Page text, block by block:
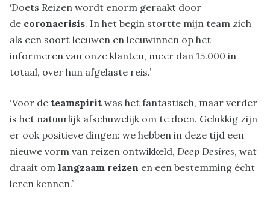
‘Doets Reizen wordt enorm geraakt door
de coronacrisis. In het begin stortte mijn team zich
als een soort leeuwen en leeuwinnen op het
informeren van onze klanten, meer dan 15.000 in
totaal, over hun afgelaste reis.’
‘Voor de teamspirit was het fantastisch, maar verder
is het natuurlijk afschuwelijk om te doen. Gelukkig zijn
er ook positieve dingen: we hebben in deze tijd een
nieuwe vorm van reizen ontwikkeld, Deep Desires, wat
draait om langzaam reizen en een bestemming écht
leren kennen.’